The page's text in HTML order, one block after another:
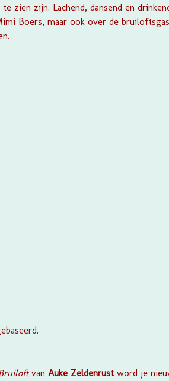
zien zijn. Lachend, dansend en
Boers, maar ook over de
van Auke Zeldenrust word je